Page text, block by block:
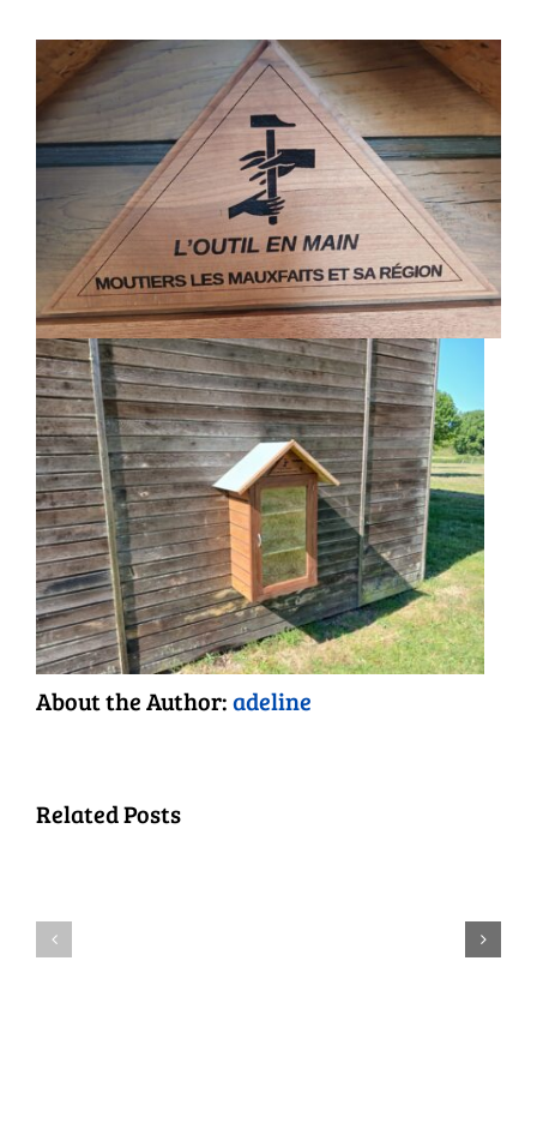
About the Author:adeline
Related Posts
DE
FAITES